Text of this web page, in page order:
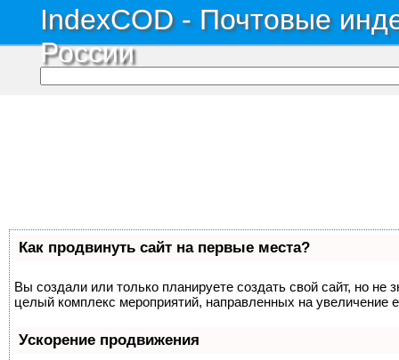
IndexCOD - Почтовые
России
Как продвинуть сайт на первые места?
Вы создали или только планируете создать свой сайт, но не
целый комплекс мероприятий, направленных на увеличение
Ускорение продвижения